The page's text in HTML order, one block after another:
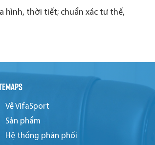
hình, thời tiết; chuẩn xác tư thế,
Về VifaSport
Sản phẩm
Hệ thống phân phối